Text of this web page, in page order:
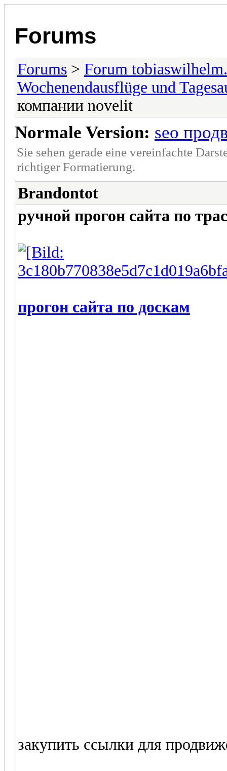
Forums
Forums > Forum
Wochenendausflüge und
компании novelit
Normale Version: seo
Sie sehen gerade eine vereinfachte
richtiger Formatierung.
Brandontot
ручной прогон сайта по
прогон сайта по доскам
закупить ссылки для